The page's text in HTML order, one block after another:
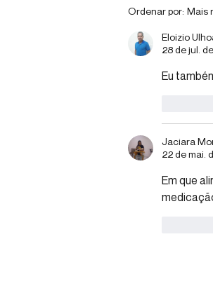
Café,
além da
Ordenar por: Mais
Eloizio
28 de jul.
Eu
Jaciara
22 de mai.
Em que